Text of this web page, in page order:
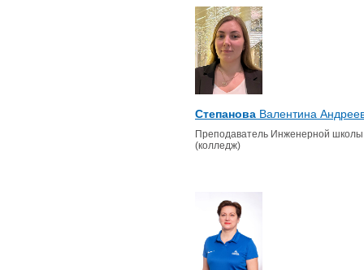
Степанова Валентина
Преподаватель Инженерной
(колледж)